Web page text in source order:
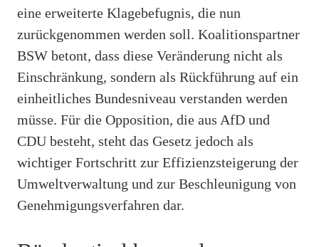
eine erweiterte Klagebefugnis, die nun
zurückgenommen werden soll. Koalitionspartner
BSW betont, dass diese Veränderung nicht als
Einschränkung, sondern als Rückführung auf ein
einheitliches Bundesniveau verstanden werden
müsse. Für die Opposition, die aus AfD und
CDU besteht, steht das Gesetz jedoch als
wichtiger Fortschritt zur Effizienzsteigerung der
Umweltverwaltung und zur Beschleunigung von
Genehmigungsverfahren dar.